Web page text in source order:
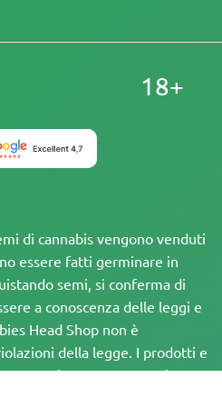
di cannabis vengono venduti
essere fatti germinare in
semi, si conferma di
a conoscenza delle leggi e
Head Shop non è
della legge. I prodotti e
sito non sono stati
18+